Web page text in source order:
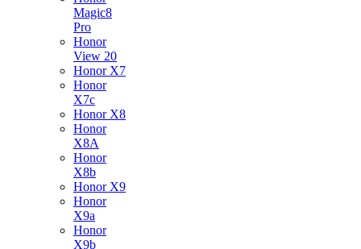
Magic8
Pro
Honor
View 20
Honor X7
Honor
X7c
Honor X8
Honor
X8A
Honor
X8b
Honor X9
Honor
X9a
Honor
X9b